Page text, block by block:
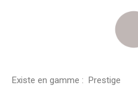
Existe en gamme : Prestige